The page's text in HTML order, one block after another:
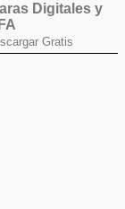
Digitales y
Gratis